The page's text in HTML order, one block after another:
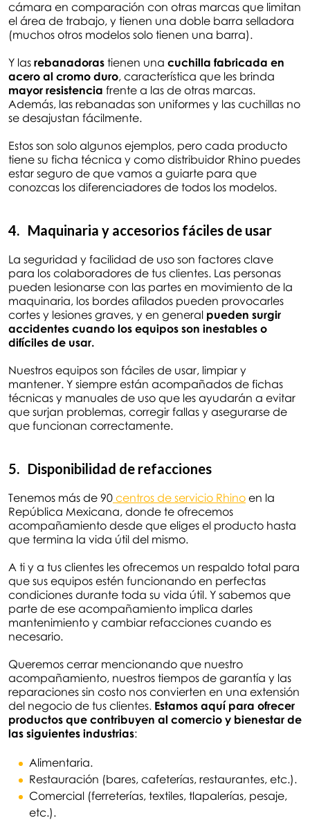
cámara en comparación con otras marcas que limitan
el área de trabajo, y tienen una doble barra selladora
(muchos otros modelos solo tienen una barra).
Y las rebanadoras tienen una cuchilla fabricada en
acero al cromo duro, característica que les brinda
mayor resistencia frente a las de otras marcas.
Además, las rebanadas son uniformes y las cuchillas no
se desajustan fácilmente.
Estos son solo algunos ejemplos, pero cada producto
tiene su ficha técnica y como distribuidor Rhino puedes
estar seguro de que vamos a guiarte para que
conozcas los diferenciadores de todos los modelos.
4. Maquinaria y accesorios fáciles de usar
La seguridad y facilidad de uso son factores clave
para los colaboradores de tus clientes. Las personas
pueden lesionarse con las partes en movimiento de la
maquinaria, los bordes afilados pueden provocarles
cortes y lesiones graves, y en general pueden surgir
accidentes cuando los equipos son inestables o
difíciles de usar.
Nuestros equipos son fáciles de usar, limpiar y
mantener. Y siempre están acompañados de fichas
técnicas y manuales de uso que les ayudarán a evitar
que surjan problemas, corregir fallas y asegurarse de
que funcionan correctamente.
5. Disponibilidad de refacciones
Tenemos más de 90 centros de servicio Rhino en la
República Mexicana, donde te ofrecemos
acompañamiento desde que eliges el producto hasta
que termina la vida útil del mismo.
A ti y a tus clientes les ofrecemos un respaldo total para
que sus equipos estén funcionando en perfectas
condiciones durante toda su vida útil. Y sabemos que
parte de ese acompañamiento implica darles
mantenimiento y cambiar refacciones cuando es
necesario.
Queremos cerrar mencionando que nuestro
acompañamiento, nuestros tiempos de garantía y las
reparaciones sin costo nos convierten en una extensión
del negocio de tus clientes. Estamos aquí para ofrecer
productos que contribuyen al comercio y bienestar de
las siguientes industrias:
Alimentaria.
Restauración (bares, cafeterías, restaurantes, etc.).
Comercial (ferreterías, textiles, tlapalerías, pesaje,
etc.).